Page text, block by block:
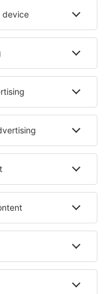
în Breckenridge
Park